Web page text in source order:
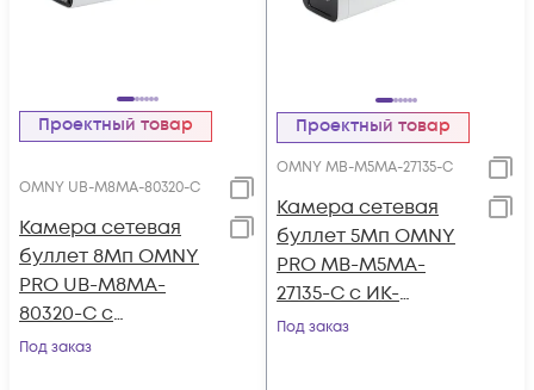
Проектный товар
OMNY UB-M8MA-80320-C
Камера сетевая
буллет 8Мп OMNY
PRO UB-M8MA-
80320-C с
объективом 8-32
Под заказ
Проектный товар
OMNY MB-M5MA-27135-C
Камера сетевая
буллет 5Мп OMNY
PRO MB-M5МA-
27135-C с ИК-
подсветкой до 60 м
Под заказ